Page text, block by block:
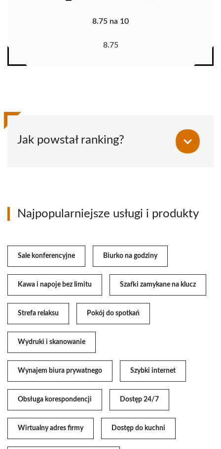
8.75 na 10
8.75
Jak powstał ranking?
Najpopularniejsze usługi i produkty
Sale konferencyjne Biurko na godziny
Kawa i napoje bez limitu Szafki zamykane na klucz
Strefa relaksu Pokój do spotkań
Wydruki i skanowanie
Wynajem biura prywatnego Szybki internet
Obsługa korespondencji Dostęp 24/7
Wirtualny adres firmy Dostęp do kuchni